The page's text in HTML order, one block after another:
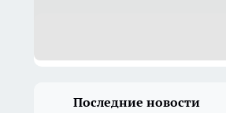
Последние новости